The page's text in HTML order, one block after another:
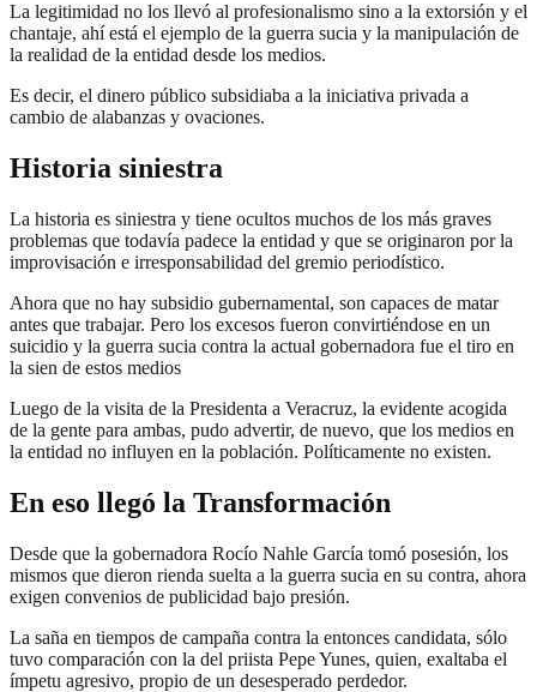
La legitimidad no los llevó al profesionalismo sino a la extorsión y el
chantaje, ahí está el ejemplo de la guerra sucia y la manipulación de
la realidad de la entidad desde los medios.
Es decir, el dinero público subsidiaba a la iniciativa privada a
cambio de alabanzas y ovaciones.
Historia siniestra
La historia es siniestra y tiene ocultos muchos de los más graves
problemas que todavía padece la entidad y que se originaron por la
improvisación e irresponsabilidad del gremio periodístico.
Ahora que no hay subsidio gubernamental, son capaces de matar
antes que trabajar. Pero los excesos fueron convirtiéndose en un
suicidio y la guerra sucia contra la actual gobernadora fue el tiro en
la sien de estos medios
Luego de la visita de la Presidenta a Veracruz, la evidente acogida
de la gente para ambas, pudo advertir, de nuevo, que los medios en
la entidad no influyen en la población. Políticamente no existen.
En eso llegó la Transformación
Desde que la gobernadora Rocío Nahle García tomó posesión, los
mismos que dieron rienda suelta a la guerra sucia en su contra, ahora
exigen convenios de publicidad bajo presión.
La saña en tiempos de campaña contra la entonces candidata, sólo
tuvo comparación con la del priista Pepe Yunes, quien, exaltaba el
ímpetu agresivo, propio de un desesperado perdedor.